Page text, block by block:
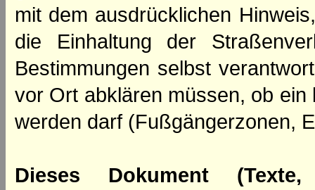
mit dem ausdrücklichen
die Einhaltung der
Bestimmungen selbst
vor Ort abklären müssen, ob
werden darf (Fußgängerzonen,
Dieses Dokument